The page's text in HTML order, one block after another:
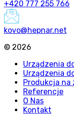
+420 777 255 766
kovo@hepnar.net
© 2026
Urządzenia
Urządzenia
Produkcja na
Referencje
O Nas
Kontakt